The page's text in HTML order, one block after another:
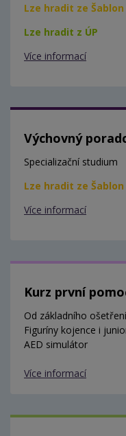
Lze hradit ze Šablon
Lze hradit z ÚP
Více informací
Výchovný
Specializační studium
Lze hradit ze Šablon
Více informací
Kurz první
Od základního
Figuríny kojence i
AED simulátor
Více informací